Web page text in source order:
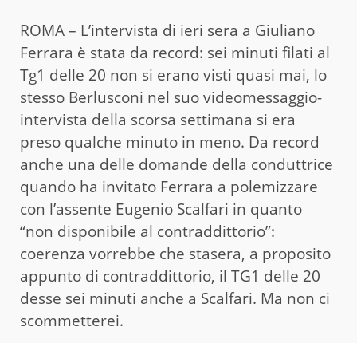
ROMA – L’intervista di ieri sera a Giuliano
Ferrara è stata da record: sei minuti filati al
Tg1 delle 20 non si erano visti quasi mai, lo
stesso Berlusconi nel suo videomessaggio-
intervista della scorsa settimana si era
preso qualche minuto in meno. Da record
anche una delle domande della conduttrice
quando ha invitato Ferrara a polemizzare
con l’assente Eugenio Scalfari in quanto
“non disponibile al contraddittorio”:
coerenza vorrebbe che stasera, a proposito
appunto di contraddittorio, il TG1 delle 20
desse sei minuti anche a Scalfari. Ma non ci
scommetterei.